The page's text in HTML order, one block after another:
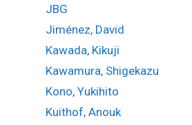
JBG
Jiménez, David
Kawada, Kikuji
Kawamura, Shigekazu
Kono, Yukihito
Kuithof, Anouk